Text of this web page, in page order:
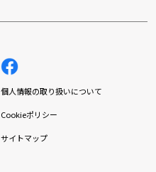
個人情報の取り扱いについて
Cookieポリシー
サイトマップ